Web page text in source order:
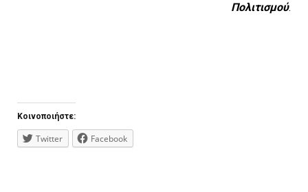
Πολιτισμού.
Κοινοποιήστε:
Twitter Facebook